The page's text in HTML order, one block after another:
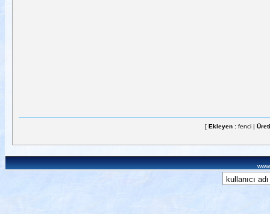
[ Ekleyen : fenci |